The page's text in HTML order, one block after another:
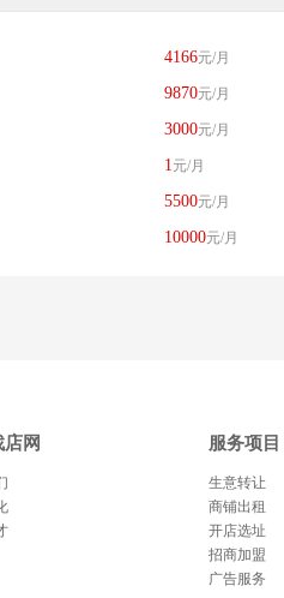
4166元/月
9870元/月
3000元/月
1元/月
5500元/月
10000元/月
店网 服务项目
生意转让
商铺出租
开店选址
招商加盟
广告服务